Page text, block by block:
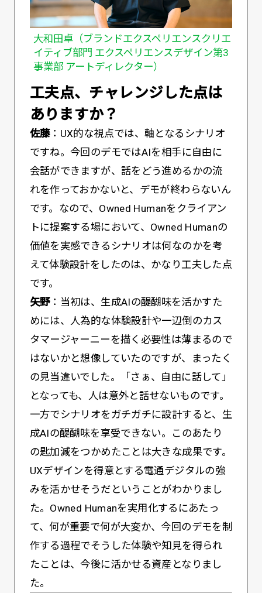
大和田卓（ブランドエクスペリエンスクリエ
イティブ部門 エクスペリエンスデザイン第3
事業部 アートディレクター）
――工夫点、チャレンジした点は
ありますか？
佐藤：UX的な視点では、軸となるシナリオ
ですね。今回のデモではAIを相手に自由に
会話ができますが、話をどう進めるかの流
れを作っておかないと、デモが終わらないん
です。なので、Owned Humanをクライアン
トに提案する場において、Owned Humanの
価値を実感できるシナリオは何なのかを考
えて体験設計をしたのは、かなり工夫した点
です。
矢野：当初は、生成AIの醍醐味を活かすた
めには、人為的な体験設計や一辺倒のカス
タマージャーニーを描く必要性は薄まるので
はないかと想像していたのですが、まったく
の見当違いでした。「さぁ、自由に話して」
となっても、人は意外と話せないものです。
一方でシナリオをガチガチに設計すると、生
成AIの醍醐味を享受できない。このあたり
の匙加減をつかめたことは大きな成果です。
UXデザインを得意とする電通デジタルの強
みを活かせそうだということがわかりまし
た。Owned Humanを実用化するにあたっ
て、何が重要で何が大変か、今回のデモを制
作する過程でそうした体験や知見を得られ
たことは、今後に活かせる資産となりまし
た。